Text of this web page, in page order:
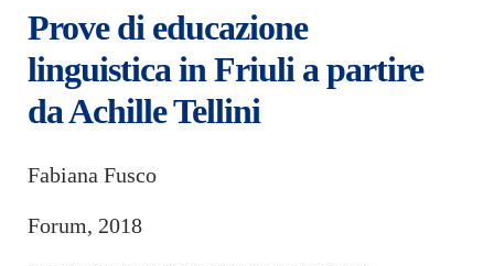
Prove di educazione
linguistica in Friuli a partire
da Achille Tellini
Fabiana Fusco
Forum, 2018